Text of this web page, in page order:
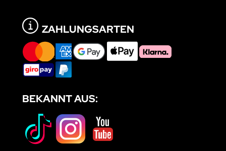
ZAHLUNGSARTEN
BEKANNT AUS: